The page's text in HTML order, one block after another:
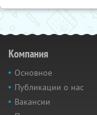
Компания
Основное
Публикации о нас
Вакансии